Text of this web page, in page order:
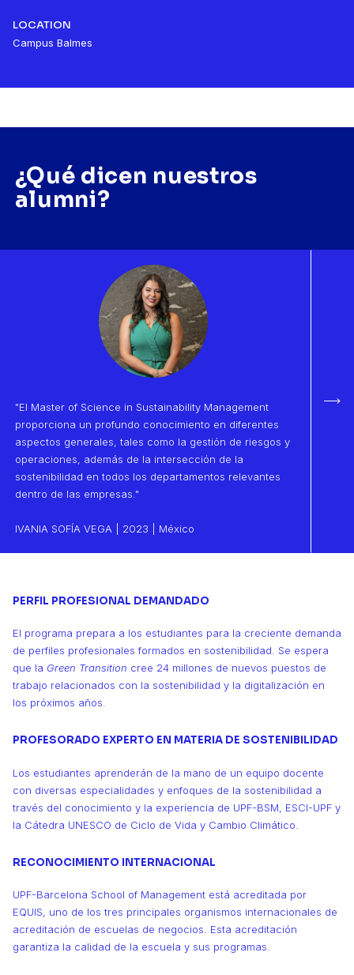
LOCATION
Campus Balmes
¿Qué dicen nuestros
alumni?
"El Master of Science in Sustainability Management
proporciona un profundo conocimiento en diferentes
aspectos generales, tales como la gestión de riesgos y
operaciones, además de la intersección de la
sostenibilidad en todos los departamentos relevantes
dentro de las empresas."
IVANIA SOFÍA VEGA | 2023 | México
PERFIL PROFESIONAL DEMANDADO
El programa prepara a los estudiantes para la creciente demanda
de perfiles profesionales formados en sostenibilidad. Se espera
que la Green Transition cree 24 millones de nuevos puestos de
trabajo relacionados con la sostenibilidad y la digitalización en
los próximos años.
PROFESORADO EXPERTO EN MATERIA DE SOSTENIBILIDAD
Los estudiantes aprenderán de la mano de un equipo docente
con diversas especialidades y enfoques de la sostenibilidad a
través del conocimiento y la experiencia de UPF-BSM, ESCI-UPF y
la Cátedra UNESCO de Ciclo de Vida y Cambio Climático.
RECONOCIMIENTO INTERNACIONAL
UPF-Barcelona School of Management está acreditada por
EQUIS, uno de los tres principales organismos internacionales de
acreditación de escuelas de negocios. Esta acreditación
garantiza la calidad de la escuela y sus programas.